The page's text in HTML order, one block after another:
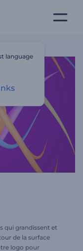
qui grandissent et
de la surface
logo pour
language